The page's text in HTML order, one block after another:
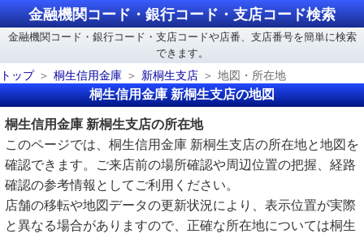
金融機関コード・銀行コード・支店コード検索
金融機関コード・銀行コード・支店コードや店番、支店番号を簡単に検索
できます。
トップ
桐生信用金庫 新桐生支店 地図・所在地
桐生信用金庫 新桐生支店の地図
桐生信用金庫 新桐生支店の所在地
このページでは、桐生信用金庫 新桐生支店の所在地と地図を
確認できます。ご来店前の場所確認や周辺位置の把握、経路
確認の参考情報としてご利用ください。
店舗の移転や地図データの更新状況により、表示位置が実際
と異なる場合がありますので、正確な所在地については桐生